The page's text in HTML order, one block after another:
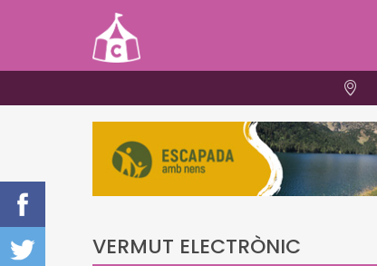
VERMUT ELECTRÒNIC